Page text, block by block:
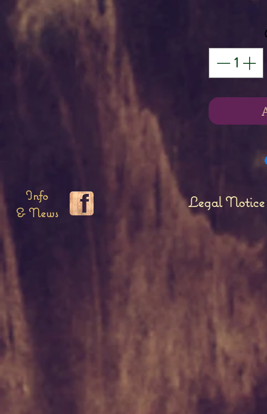
Info
& News
Legal Notice